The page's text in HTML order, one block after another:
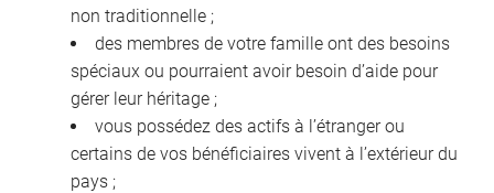
non traditionnelle ;
des membres de votre famille ont des besoins
spéciaux ou pourraient avoir besoin d’aide pour
gérer leur héritage ;
vous possédez des actifs à l’étranger ou
certains de vos bénéficiaires vivent à l’extérieur du
pays ;